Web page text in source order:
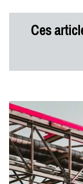
Ces